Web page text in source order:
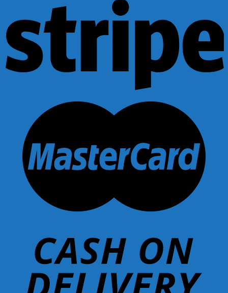
Copyright 2026 ©
Coopershopcnx.com
Search